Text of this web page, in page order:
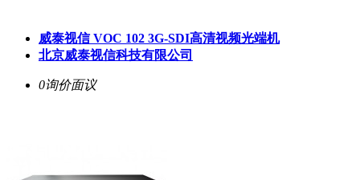
威泰视信 VOC 102 3G-SDI高清视频光端机
北京威泰视信科技有限公司
0询价面议